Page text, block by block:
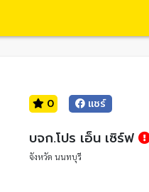
0 แชร์
บจก.โปร เอ็น เซิร์ฟ
จังหวัด นนทบุรี